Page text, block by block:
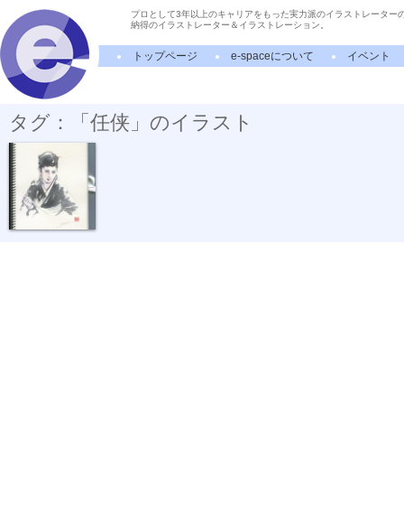
プロとして3年以上のキャリアをもった実力派のイラストレーター
納得のイラストレーター＆イラストレーション。
トップページ e-spaceについて イベント
タグ：「任侠」のイラスト
お竜さん。